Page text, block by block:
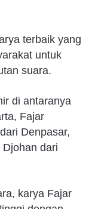
terbaik yang
untuk
suara.
di antaranya
Fajar
Denpasar,
dari
karya Fajar